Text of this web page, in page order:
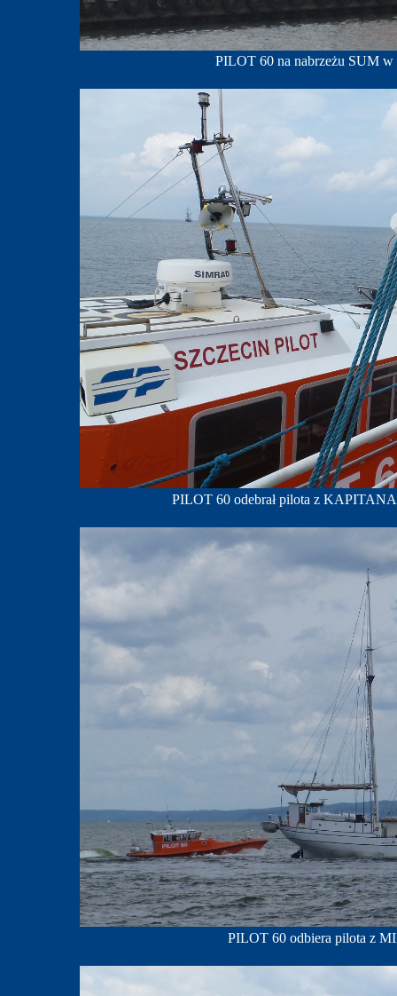
PILOT 60 na nabrzeżu SUM w
PILOT 60 odebrał pilota z
PILOT 60 odbiera pilota z